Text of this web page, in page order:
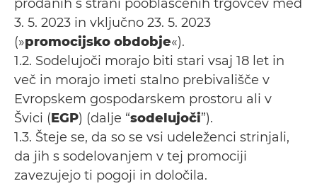
prodanih s strani pooblaščenih trgovcev med
3. 5. 2023 in vključno 23. 5. 2023
(»promocijsko obdobje«).
1.2. Sodelujoči morajo biti stari vsaj 18 let in
več in morajo imeti stalno prebivališče v
Evropskem gospodarskem prostoru ali v
Švici (EGP) (dalje “sodelujoči”).
1.3. Šteje se, da so se vsi udeleženci strinjali,
da jih s sodelovanjem v tej promociji
zavezujejo ti pogoji in določila.